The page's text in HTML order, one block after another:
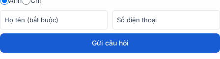
thiết bị karaoke, mà còn là một giải pháp âm thanh toàn diện, đẳng
cấp, phù hợp cho mọi không gian giải trí hiện đại.
Gửi câu hỏi